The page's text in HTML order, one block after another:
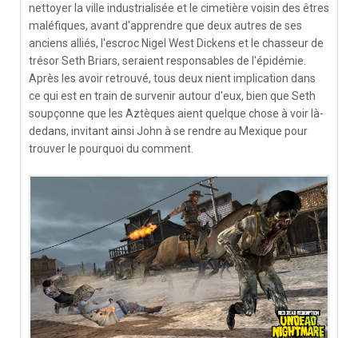
nettoyer la ville industrialisée et le cimetière voisin des êtres
maléfiques, avant d'apprendre que deux autres de ses
anciens alliés, l'escroc Nigel West Dickens et le chasseur de
trésor Seth Briars, seraient responsables de l'épidémie.
Après les avoir retrouvé, tous deux nient implication dans
ce qui est en train de survenir autour d'eux, bien que Seth
soupçonne que les Aztèques aient quelque chose à voir là-
dedans, invitant ainsi John à se rendre au Mexique pour
trouver le pourquoi du comment.